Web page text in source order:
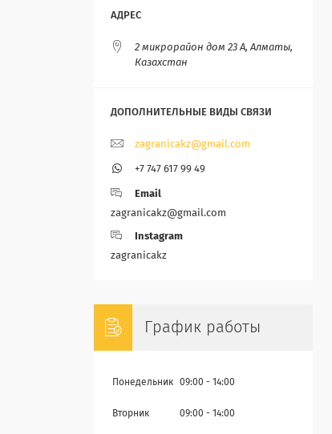
2 микрорайон дом 23 А, Алматы,
Казахстан
zagranicakz@gmail.com
+7 747 617 99 49
Email
zagranicakz@gmail.com
Instagram
zagranicakz
График работы
Понедельник 09:00 14:00
Вторник 09:00 14:00